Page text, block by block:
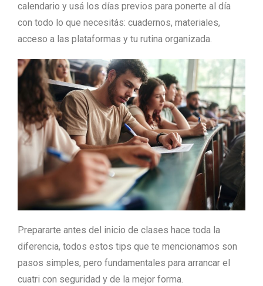
calendario y usá los días previos para ponerte al día
con todo lo que necesitás: cuadernos, materiales,
acceso a las plataformas y tu rutina organizada.
Prepararte antes del inicio de clases hace toda la
diferencia, todos estos tips que te mencionamos son
pasos simples, pero fundamentales para arrancar el
cuatri con seguridad y de la mejor forma.